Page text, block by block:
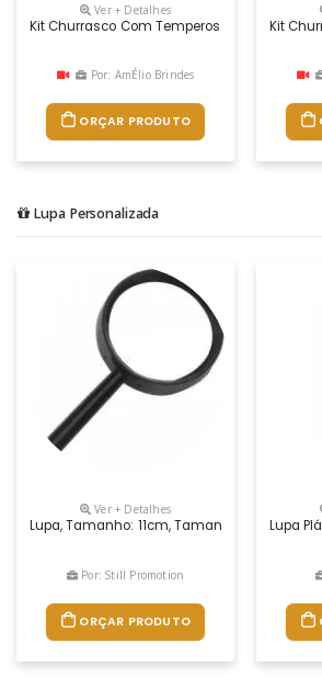
Ver + Detalhes
Kit Churrasco Com Temperos E Conjunto
Por: AmÉlio Brindes
ORÇAR PRODUTO
Kit
Lupa Personalizada
Ver + Detalhes
Lupa, Tamanho: 11cm, Tamanho Da Lente
Por: Still Promotion
ORÇAR PRODUTO
Lupa